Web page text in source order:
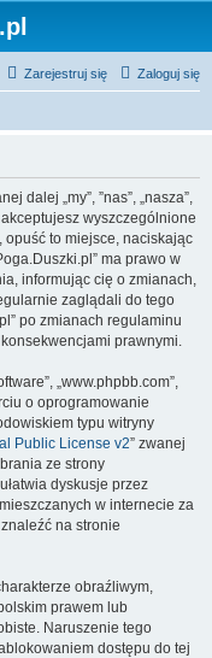
Zaloguj się
Zarejestruj się
dalej „my”, ”nas”, „nasza”,
akceptujesz wyszczególnione
to miejsce, naciskając
ma prawo w
informując cię o zmianach,
zaglądali do tego
po zmianach regulaminu
prawnymi.
„www.phpbb.com”,
o oprogramowanie
typu witryny
Public License v2” zwanej
ze strony
dyskusje przez
w internecie za
na stronie
obraźliwym,
prawem lub
Naruszenie tego
dostępu do tej